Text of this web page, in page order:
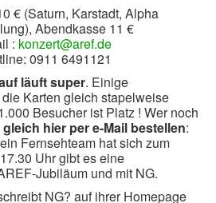
€ (Saturn, Karstadt, Alpha
Abendkasse 11 €
: konzert@aref.de
0911 6491121
läuft super. Einige
Karten gleich stapelweise
Besucher ist Platz ! Wer noch
hier per e-Mail bestellen:
Fernsehteam hat sich zum
Uhr gibt es eine
Jubiläum und mit NG.
NG? auf ihrer Homepage